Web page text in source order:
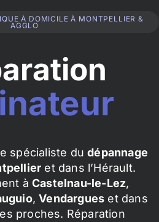
À DOMICILE À MONTPELLIER &
AGGLO
spécialiste dudépannage
et dans l’Hérault.
à Castelnau-le-Lez,
,Vendargues et dans
proches. Réparation